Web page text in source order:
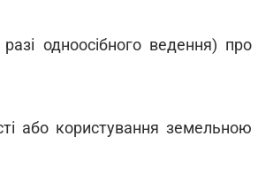
одноосібного ведення) про
або користування земельною